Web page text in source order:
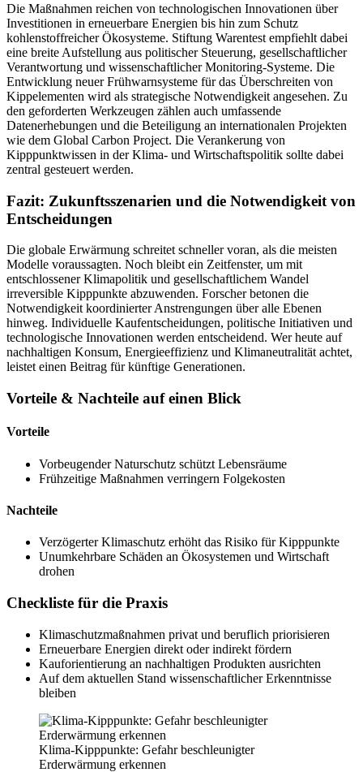
Die Maßnahmen reichen von technologischen Innovationen über
Investitionen in erneuerbare Energien bis hin zum Schutz
kohlenstoffreicher Ökosysteme. Stiftung Warentest empfiehlt dabei
eine breite Aufstellung aus politischer Steuerung, gesellschaftlicher
Verantwortung und wissenschaftlicher Monitoring-Systeme. Die
Entwicklung neuer Frühwarnsysteme für das Überschreiten von
Kippelementen wird als strategische Notwendigkeit angesehen. Zu
den geforderten Werkzeugen zählen auch umfassende
Datenerhebungen und die Beteiligung an internationalen Projekten
wie dem Global Carbon Project. Die Verankerung von
Kipppunktwissen in der Klima- und Wirtschaftspolitik sollte dabei
zentral gesteuert werden.
Fazit: Zukunftsszenarien und die Notwendigkeit von
Entscheidungen
Die globale Erwärmung schreitet schneller voran, als die meisten
Modelle voraussagten. Noch bleibt ein Zeitfenster, um mit
entschlossener Klimapolitik und gesellschaftlichem Wandel
irreversible Kipppunkte abzuwenden. Forscher betonen die
Notwendigkeit koordinierter Anstrengungen über alle Ebenen
hinweg. Individuelle Kaufentscheidungen, politische Initiativen und
technologische Innovationen werden entscheidend. Wer heute auf
nachhaltigen Konsum, Energieeffizienz und Klimaneutralität achtet,
leistet einen Beitrag für künftige Generationen.
Vorteile & Nachteile auf einen Blick
Vorteile
Vorbeugender Naturschutz schützt Lebensräume
Frühzeitige Maßnahmen verringern Folgekosten
Nachteile
Verzögerter Klimaschutz erhöht das Risiko für Kipppunkte
Unumkehrbare Schäden an Ökosystemen und Wirtschaft
drohen
Checkliste für die Praxis
Klimaschutzmaßnahmen privat und beruflich priorisieren
Erneuerbare Energien direkt oder indirekt fördern
Kauforientierung an nachhaltigen Produkten ausrichten
Auf dem aktuellen Stand wissenschaftlicher Erkenntnisse
bleiben
Klima-Kipppunkte: Gefahr beschleunigter
Erderwärmung erkennen